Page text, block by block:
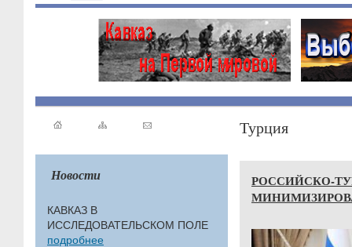
Новости
КАВКАЗ В
ИССЛЕДОВАТЕЛЬСКОМ ПОЛЕ
подробнее
Турция
РОССИЙСКО-